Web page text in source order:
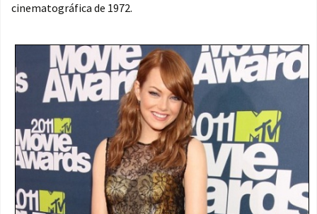
cinematográfica de 1972.